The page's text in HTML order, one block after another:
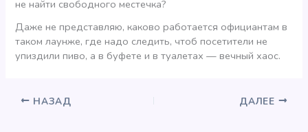
не найти свободного местечка?
Даже не представляю, каково работается официантам в
таком лаунже, где надо следить, чтоб посетители не
упиздили пиво, а в буфете и в туалетах — вечный хаос.
НАЗАД ДАЛЕЕ